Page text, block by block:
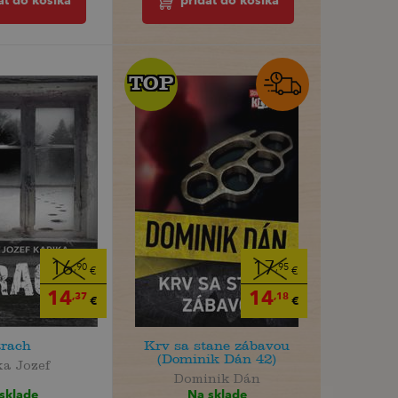
16,90 €
14,37 €
Jozef
17,95€
14,18€
TOP
TOP
Krv sa stane zábavou
(Dominik Dán 42)
Dominik Dán
Na sklade